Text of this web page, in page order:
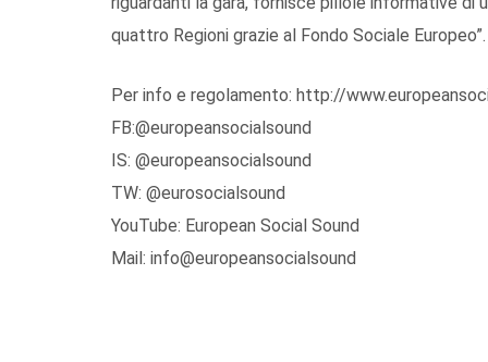
quattro Regioni grazie al Fondo Sociale Europeo”.
Per info e regolamento: http://
FB:@europeansocialsound
IS: @europeansocialsound
TW: @eurosocialsound
YouTube: European Social Sound
Mail: info@europeansocialsound